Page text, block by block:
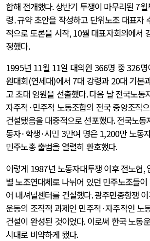
합해 전개했다.상반기 투쟁이 마무리된 7월
령․규약 초안을 작성하고 단위노조 대표자
적으로 토론을 시작, 10월 대표자회의에서
정했다.
1995년 11월 11일 대의원 366명 중326
원대회(연세대)에서 7대 강령과 20대 기본
고 초대 임원을 선출했다.다음 날 전국노동
자주적 ·민주적 노동조합의 전국 중앙조직
건설됐음을 대중적으로 선포했다.전국노동
동자·학생·시민 3만여 명은 1,200만 노동
민주노총 출범을 열렬히 환호했다.
이렇게 1987년 노동자대투쟁 이후 전노협,
별 노조연대체로 나뉘어 있던 민주노조들
어 내셔널센터를 건설했다.광주민중항쟁
운동의 조직적 과제인 민주적 ·자주적인 노
건설이 완성된 것이었다.이로써 한국 노동
시대로 비약하게 됐다.